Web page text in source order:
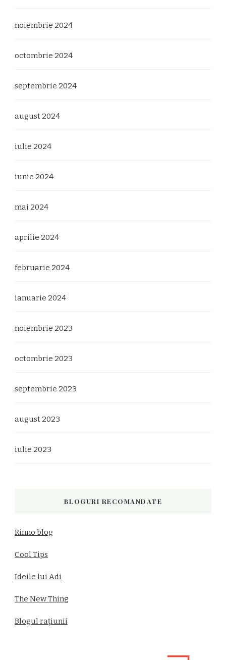
noiembrie 2024
octombrie 2024
septembrie 2024
august 2024
iulie 2024
iunie 2024
mai 2024
aprilie 2024
februarie 2024
ianuarie 2024
noiembrie 2023
octombrie 2023
septembrie 2023
august 2023
iulie 2023
BLOGURI RECOMANDATE
Rinno blog
Cool Tips
Ideile lui Adi
The New Thing
Blogul rațiunii